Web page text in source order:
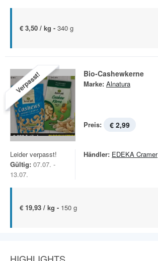
€ 3,50 / kg - 340 g
Verpasst! Bio-Cashewkerne
Marke: Alnatura
Preis: € 2,99
Leider verpasst!
Gültig: 07.07. -
13.07.
Händler: EDEKA Cramer
€ 19,93 / kg - 150 g